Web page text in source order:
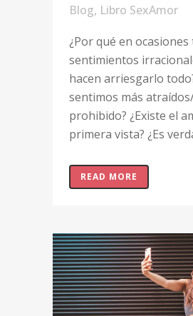
Blog, Libro SexAmor
¿Por qué en
sentimientos
hacen arriesgarlo
sentimos más
prohibido? ¿Existe el
primera vista? ¿Es
READ MORE